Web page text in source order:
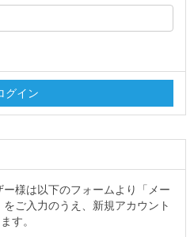
様は以下のフォームより「メー
ご入力のうえ、新規アカウント
す。